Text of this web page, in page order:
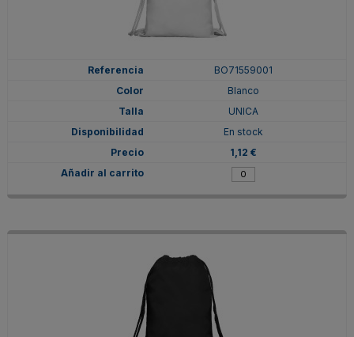
BO71559001
Blanco
UNICA
En stock
1,12 €